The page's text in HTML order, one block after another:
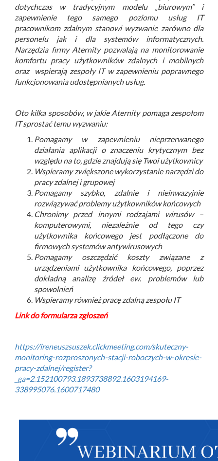
dotychczas w tradycyjnym modelu „biurowym” i
zapewnienie tego samego poziomu usług IT
pracownikom zdalnym stanowi wyzwanie zarówno dla
personelu jak i dla systemów informatycznych.
Narzędzia firmy Aternity pozwalają na monitorowanie
komfortu pracy użytkowników zdalnych i mobilnych
oraz wspierają zespoły IT w zapewnieniu poprawnego
funkcjonowania udostępnianych usług.
Oto kilka sposobów, w jakie Aternity pomaga zespołom
IT sprostać temu wyzwaniu:
Pomagamy w zapewnieniu nieprzerwanego
działania aplikacji o znaczeniu krytycznym bez
względu na to, gdzie znajdują się Twoi użytkownicy
Wspieramy zwiększone wykorzystanie narzędzi do
pracy zdalnej i grupowej
Pomagamy szybko, zdalnie i nieinwazyjnie
rozwiązywać problemy użytkowników końcowych
Chronimy przed innymi rodzajami wirusów –
komputerowymi, niezależnie od tego czy
użytkownika końcowego jest podłączone do
firmowych systemów antywirusowych
Pomagamy oszczędzić koszty związane z
urządzeniami użytkownika końcowego, poprzez
dokładną analizę źródeł ew. problemów lub
spowolnień
Wspieramy również pracę zdalną zespołu IT
Link do formularza zgłoszeń
https://ireneuszsuszek.clickmeeting.com/skuteczny-
monitoring-rozproszonych-stacji-roboczych-w-okresie-
pracy-zdalnej/register?
_ga=2.152100793.1893738892.1603194169-
338995076.1600717480